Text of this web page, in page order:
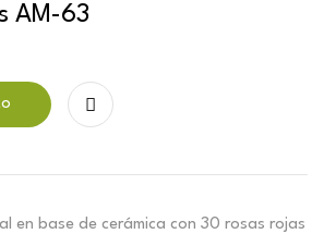
AM-63
en base de cerámica con 30 rosas rojas